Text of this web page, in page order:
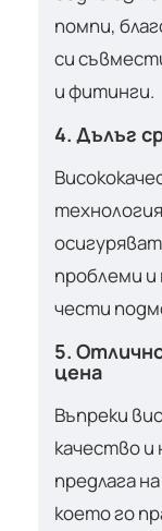
помпи,
си
и фитинги.
4. Дълъг
проблеми
чести
5.
цена
Въпреки
качество
предлага
което го